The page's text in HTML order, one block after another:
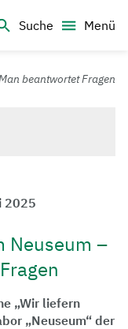
Suche
Menü
Uni
beantwortet Fragen
2025
Neuseum –
„Wir liefern
„Neuseum“ der